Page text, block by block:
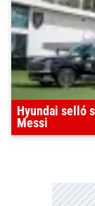
Hyundai selló
Messi